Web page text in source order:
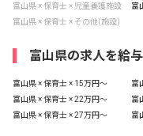
富山県 × 保育士 × 児童養護施設
富
富山県 × 保育士 × その他(施設)
富山県の求人を給
富山県 × 保育士 × 15万円〜
富
富山県 × 保育士 × 22万円〜
富
富山県 × 保育士 × 27万円〜
富